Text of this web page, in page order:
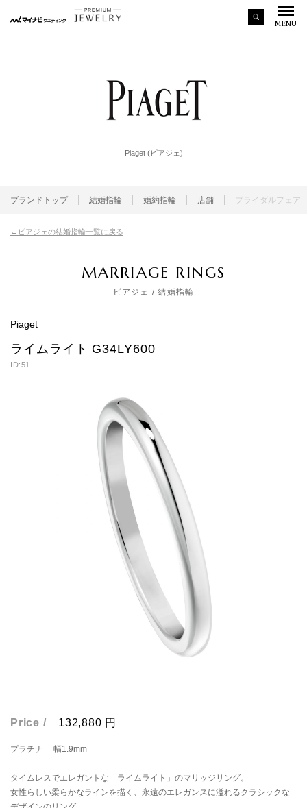
MENU
Piaget (ピアジェ)
ブランドトップ 結婚指輪 婚約指輪 店舗 ブライダルフェア
ピアジェの結婚指輪一覧に戻る
MARRIAGE RINGS
ピアジェ / 結婚指輪
Piaget
ライムライト G34LY600
ID:51
Price / 132,880 円
プラチナ 幅1.9mm
タイムレスでエレガントな「ライムライト」のマリッジリング。
女性らしい柔らかなラインを描く、永遠のエレガンスに溢れるクラシックな